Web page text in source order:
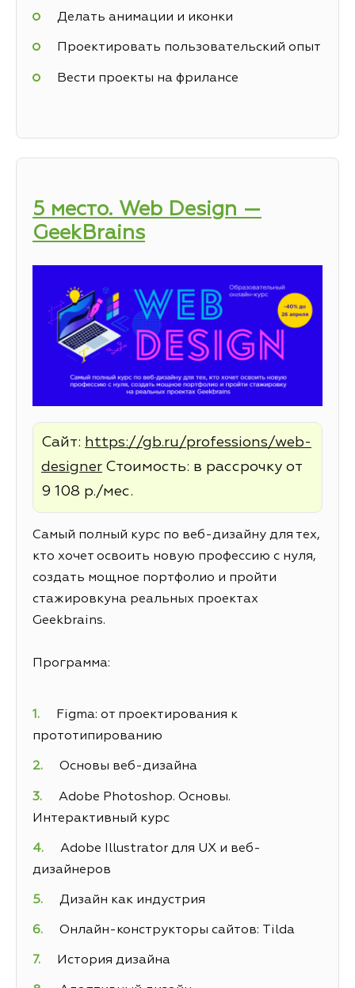
Делать анимации и иконки
Проектировать пользовательский опыт
Вести проекты на фрилансе
5 место. Web Design —
GeekBrains
Сайт: https://gb.ru/professions/web-
designer Стоимость: в рассрочку от
9 108 р./мес.
Самый полный курс по веб-дизайну для тех,
кто хочет освоить новую профессию с нуля,
создать мощное портфолио и пройти
стажировкуна реальных проектах
Geekbrains.
Программа:
Figma: от проектирования к
прототипированию
Основы веб-дизайна
Adobe Photoshop. Основы.
Интерактивный курс
Adobe Illustrator для UX и веб-
дизайнеров
Дизайн как индустрия
Онлайн-конструкторы сайтов: Tilda
История дизайна